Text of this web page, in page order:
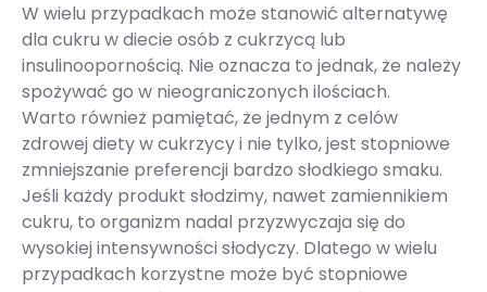
W wielu przypadkach może stanowić alternatywę
dla cukru w diecie osób z cukrzycą lub
insulinoopornością. Nie oznacza to jednak, że należy
spożywać go w nieograniczonych ilościach.
Warto również pamiętać, że jednym z celów
zdrowej diety w cukrzycy i nie tylko, jest stopniowe
zmniejszanie preferencji bardzo słodkiego smaku.
Jeśli każdy produkt słodzimy, nawet zamiennikiem
cukru, to organizm nadal przyzwyczaja się do
wysokiej intensywności słodyczy. Dlatego w wielu
przypadkach korzystne może być stopniowe